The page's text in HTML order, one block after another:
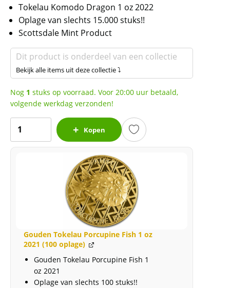
Tokelau Komodo Dragon 1 oz 2022
Oplage van slechts 15.000 stuks!!
Scottsdale Mint Product
Dit product is onderdeel van een collectie
Bekijk alle items uit deze collectie ⤵
Nog 1 stuks op voorraad. Voor 20:00 uur betaald,
volgende werkdag verzonden!
Komodo
Kopen
Gouden Tokelau Porcupine Fish 1 oz
2021 (100 oplage)
Gouden Tokelau Porcupine Fish 1
oz 2021
Oplage van slechts 100 stuks!!